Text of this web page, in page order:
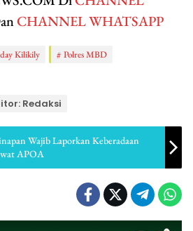
CHANNEL WHATSAPP
Kilikily
Polres MBD
Redaksi
Wajib Laporkan Keberadaan
APOA